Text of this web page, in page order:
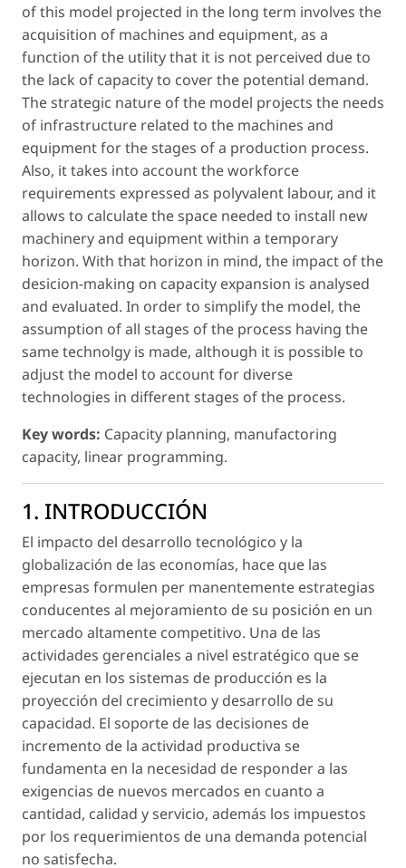
of this model projected in the long term involves the
acquisition of machines and equipment, as a
function of the utility that it is not perceived due to
the lack of capacity to cover the potential demand.
The strategic nature of the model projects the needs
of infrastructure related to the machines and
equipment for the stages of a production process.
Also, it takes into account the workforce
requirements expressed as polyvalent labour, and it
allows to calculate the space needed to install new
machinery and equipment within a temporary
horizon. With that horizon in mind, the impact of the
desicion-making on capacity expansion is analysed
and evaluated. In order to simplify the model, the
assumption of all stages of the process having the
same technolgy is made, although it is possible to
adjust the model to account for diverse
technologies in different stages of the process.
Key words: Capacity planning, manufactoring
capacity, linear programming.
1. INTRODUCCIÓN
El impacto del desarrollo tecnológico y la
globalización de las economías, hace que las
empresas formulen per manentemente estrategias
conducentes al mejoramiento de su posición en un
mercado altamente competitivo. Una de las
actividades gerenciales a nivel estratégico que se
ejecutan en los sistemas de producción es la
proyección del crecimiento y desarrollo de su
capacidad. El soporte de las decisiones de
incremento de la actividad productiva se
fundamenta en la necesidad de responder a las
exigencias de nuevos mercados en cuanto a
cantidad, calidad y servicio, además los impuestos
por los requerimientos de una demanda potencial
no satisfecha.